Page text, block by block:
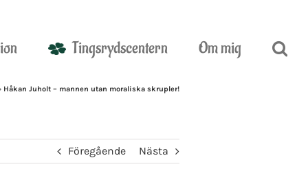
Tingsrydscentern Om mig
Håkan Juholt – mannen utan moraliska skrupler!
Föregående Nästa